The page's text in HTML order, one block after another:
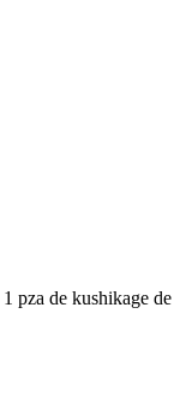
pza de kushikage de